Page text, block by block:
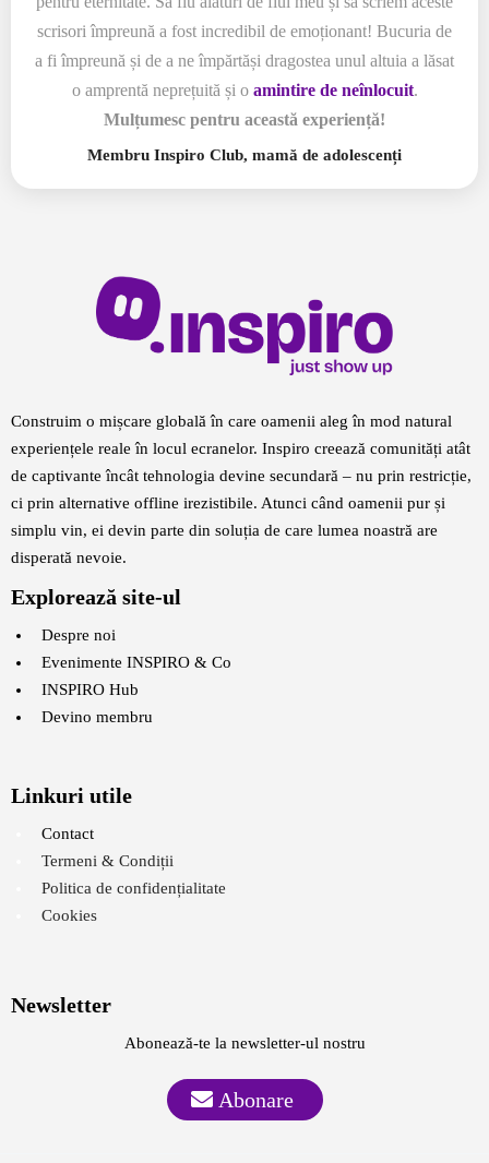
scrisori împreună a fost incredibil de emoționant! Bucuria de
a fi împreună și de a ne împărtăși dragostea unul altuia a lăsat
o amprentă neprețuită și o amintire de neînlocuit.
Mulțumesc pentru această experiență!
Membru Inspiro Club, mamă de adolescenți
Construim o mișcare globală în care oamenii aleg în mod natural
experiențele reale în locul ecranelor. Inspiro creează comunități atât
de captivante încât tehnologia devine secundară – nu prin restricție,
ci prin alternative offline irezistibile. Atunci când oamenii pur și
simplu vin, ei devin parte din soluția de care lumea noastră are
disperată nevoie.
Explorează site-ul
Despre noi
Evenimente INSPIRO & Co
INSPIRO Hub
Devino membru
Linkuri utile
Contact
Termeni & Condiții
Politica de confidențialitate
Cookies
Newsletter
Abonează-te la newsletter-ul nostru
Abonare